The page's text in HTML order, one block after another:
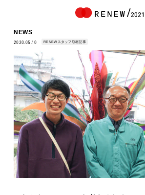
NEWS
ABOUT
CONTENTS
NEWS
2020.05.10 RENEWスタッフ取材記事